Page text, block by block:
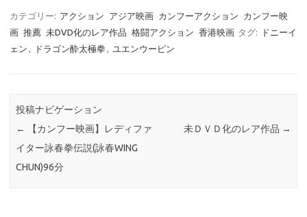
カテゴリー: アクション アジア映画 カンフーアクション
カンフー映
画 推薦 未DVD化のレア作品 格闘アクション 香港映画 タグ:
ドニーイ
ェン
ドラゴン酔太極拳 ユエンウーピン
投稿ナビゲーション
←
【カンフー映画】レディファ
イター詠春拳伝説(詠春WING
CHUN)96分
未ＤＶＤ化のレア作品 →